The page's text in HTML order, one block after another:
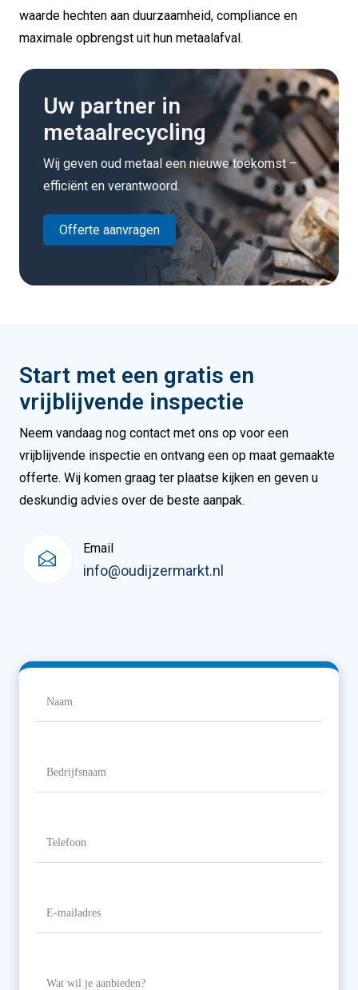
waarde hechten aan duurzaamheid, compliance en
maximale opbrengst uit hun metaalafval.
Uw partner in
metaalrecycling
Wij geven oud metaal een nieuwe toekomst –
efficiënt en verantwoord.
Offerte aanvragen
Start met een gratis en
vrijblijvende inspectie
Neem vandaag nog contact met ons op voor een
vrijblijvende inspectie en ontvang een op maat gemaakte
offerte. Wij komen graag ter plaatse kijken en geven u
deskundig advies over de beste aanpak.
Email
info@oudijzermarkt.nl
Naam
Bedrijfsnaam
Telefoon
Wat